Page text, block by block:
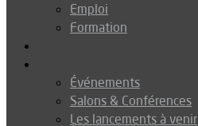
Emploi
Formation
Événements
Salons & Conférences
Les lancements à venir